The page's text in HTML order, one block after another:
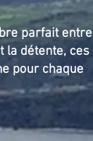
parfait entre
la détente, ces
pour chaque